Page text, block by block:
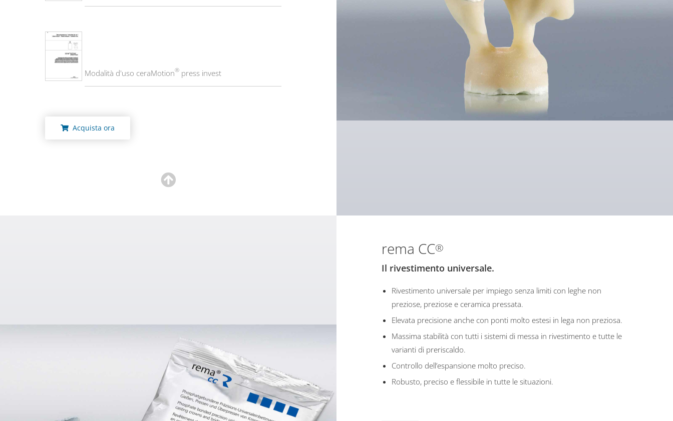
Modalità d'uso ceraMotion®press invest
Acquista ora
rema CC®
Il rivestimento universale.
Rivestimento universale per impiego senza limiti con leghe non
preziose, preziose e ceramica pressata.
Elevata precisione anche con ponti molto estesi in lega non preziosa.
Massima stabilità con tutti i sistemi di messa in rivestimento e tutte le
varianti di preriscaldo.
Controllo dell’espansione molto preciso.
Robusto, preciso e flessibile in tutte le situazioni.